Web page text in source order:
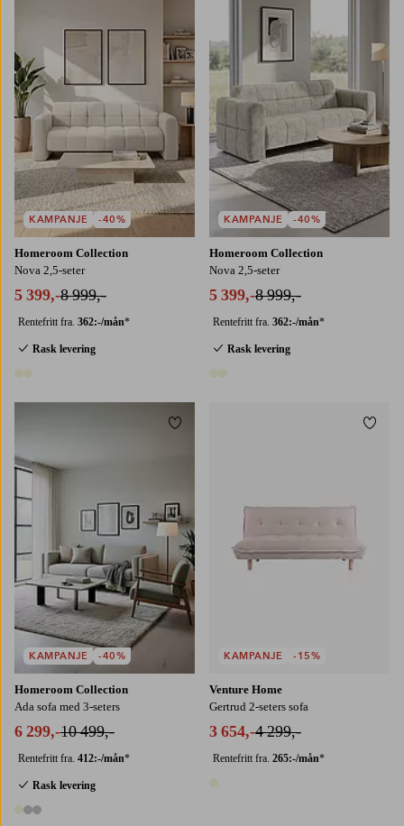
Homeroom Collection
Nova 2,5-seter
5 399,-8 999,-
Rentefritt fra. 362:-/mån*
Rask levering
KAMPANJE -40%
Homeroom Collection
Nova 2,5-seter
5 399,-8 999,-
Rentefritt fra. 362:-/mån*
Rask levering
KAMPANJE -40%
Homeroom Collection
Ada sofa med 3-seters
6 299,-10 499,-
Rentefritt fra. 412:-/mån*
Rask levering
3 farger
KAMPANJE -40%
Legg til favoritter
Venture Home
Gertrud 2-seters sofa
3 654,-4 299,-
Rentefritt fra. 265:-/mån*
KAMPANJE -15%